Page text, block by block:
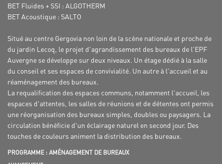
BET Fluides + SSI : ALGOTHERM
BET Acoustique : SALTO
Situé au centre Gergovia non loin de la scène nationale et proche de
du jardin Lecoq, le projet d'agrandissement des bureaux de l'EPF
Auvergne se développe sur deux niveaux. Un étage dédié à la salle
du conseil et ses espaces de convivialité. Un autre à l'accueil et au
réaménagement des bureaux.
La requalification des espaces communs, notamment l'accueil, les
espaces d'attentes, les salles de réunions et de détentes ont permis
une réorganisation des bureaux simples, doubles ou paysagers. La
circulation bénéficie d'un éclairage naturel en second jour. Des
touches de couleurs animent la distribution des bureaux.
PROGRAMME : AMÉNAGEMENT DE BUREAUX